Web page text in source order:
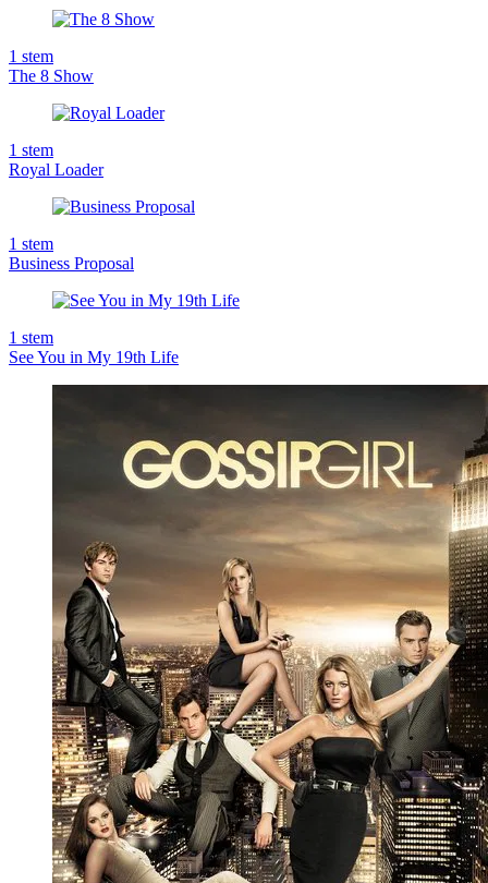
1 stem
The 8 Show
1 stem
Royal Loader
1 stem
Business Proposal
1 stem
See You in My 19th Life